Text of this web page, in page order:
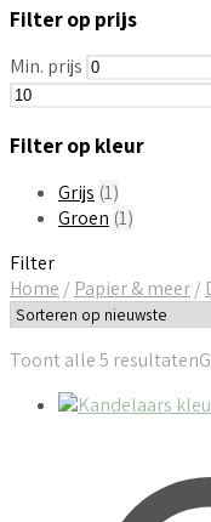
Filter op prijs
Min. prijs
Filter op kleur
Grijs (1)
Groen (1)
Filter
Home / Papier & meer/
Toont alle 5 resultaten